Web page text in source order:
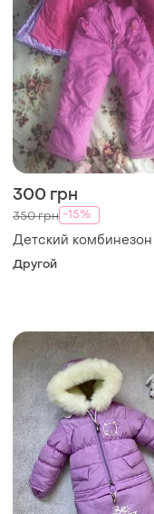
300 грн
350 грн -15%
Детский комбинезон
Другой